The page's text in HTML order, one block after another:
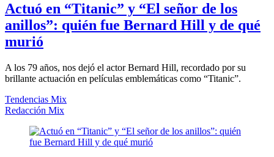
Actuó en “Titanic” y “El señor de los
anillos”: quién fue Bernard Hill y de qué
murió
A los 79 años, nos dejó el actor Bernard Hill, recordado por su
brillante actuación en películas emblemáticas como “Titanic”.
Tendencias Mix
Redacción Mix